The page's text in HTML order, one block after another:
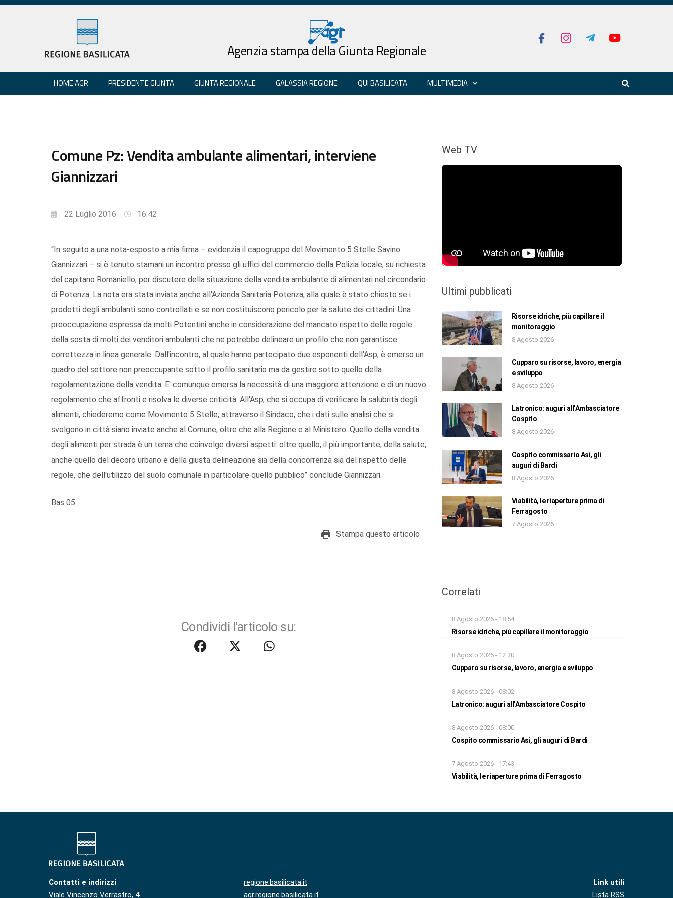
Agenzia stampa della Giunta Regionale
HOME AGR PRESIDENTE GIUNTA GIUNTA REGIONALE GALASSIA REGIONE QUI BASILICATA MULTIMEDIA
Comune Pz: Vendita ambulante alimentari, interviene
Giannizzari
22 Luglio 2016 16:42
“In seguito a una nota-esposto a mia firma – evidenzia il capogruppo del Movimento 5 Stelle Savino
Giannizzari – si è tenuto stamani un incontro presso gli uffici del commercio della Polizia locale, su richiesta
del capitano Romaniello, per discutere della situazione della vendita ambulante di alimentari nel circondario
di Potenza. La nota era stata inviata anche all'Azienda Sanitaria Potenza, alla quale è stato chiesto se i
prodotti degli ambulanti sono controllati e se non costituiscono pericolo per la salute dei cittadini. Una
preoccupazione espressa da molti Potentini anche in considerazione del mancato rispetto delle regole
della sosta di molti dei venditori ambulanti che ne potrebbe delineare un profilo che non garantisce
correttezza in linea generale. Dall'incontro, al quale hanno partecipato due esponenti dell'Asp, è emerso un
quadro del settore non preoccupante sotto il profilo sanitario ma da gestire sotto quello della
regolamentazione della vendita. E' comunque emersa la necessità di una maggiore attenzione e di un nuovo
regolamento che affronti e risolva le diverse criticità. All'Asp, che si occupa di verificare la salubrità degli
alimenti, chiederemo come Movimento 5 Stelle, attraverso il Sindaco, che i dati sulle analisi che si
svolgono in città siano inviate anche al Comune, oltre che alla Regione e al Ministero. Quello della vendita
degli alimenti per strada è un tema che coinvolge diversi aspetti: oltre quello, il più importante, della salute,
anche quello del decoro urbano e della giusta delineazione sia della concorrenza sia del rispetto delle
regole, che dell'utilizzo del suolo comunale in particolare quello pubblico” conclude Giannizzari.
Bas 05
Stampa questo articolo
Condividi l'articolo su:
Web TV
Ultimi pubblicati
Risorse idriche, più capillare il
monitoraggio
8 Agosto 2026
Cupparo su risorse, lavoro, energia
e sviluppo
8 Agosto 2026
Latronico: auguri all’Ambasciatore
Cospito
8 Agosto 2026
Cospito commissario Asi, gli
auguri di Bardi
8 Agosto 2026
Viabilità, le riaperture prima di
Ferragosto
7 Agosto 2026
Correlati
8 Agosto 2026 - 18:54
Risorse idriche, più capillare il monitoraggio
8 Agosto 2026 - 12:30
Cupparo su risorse, lavoro, energia e sviluppo
8 Agosto 2026 - 08:02
Latronico: auguri all’Ambasciatore Cospito
8 Agosto 2026 - 08:00
Cospito commissario Asi, gli auguri di Bardi
7 Agosto 2026 - 17:43
Viabilità, le riaperture prima di Ferragosto
Contatti e indirizzi
Viale Vincenzo Verrastro, 4
regione.basilicata.it
agr.regione.basilicata.it
Link utili
Lista RSS